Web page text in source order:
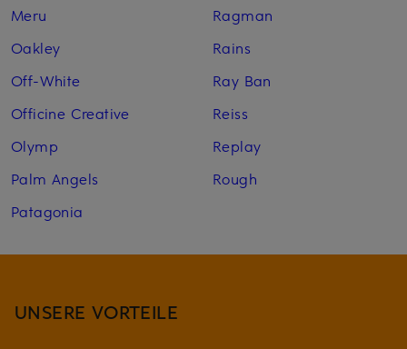
Meru
Oakley
Off-White
Officine Creative
Olymp
Palm Angels
Patagonia
Ragman
Rains
Ray Ban
Reiss
Replay
Rough
UNSERE VORTEILE